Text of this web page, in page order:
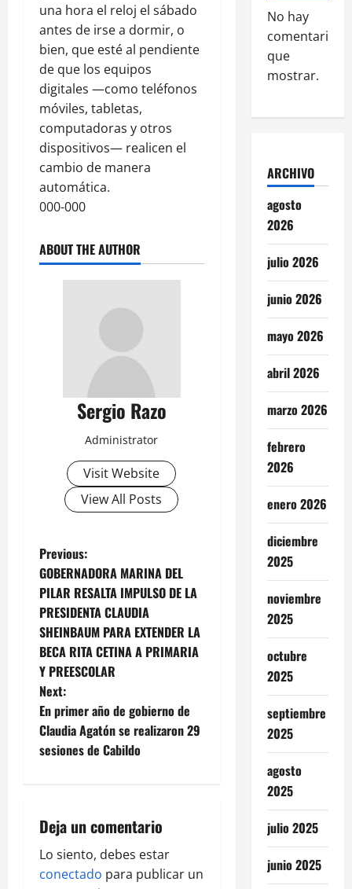
una hora el reloj el sábado
antes de irse a dormir, o
bien, que esté al pendiente
de que los equipos
digitales —como teléfonos
móviles, tabletas,
computadoras y otros
dispositivos— realicen el
cambio de manera
automática.
000-000
ABOUT THE AUTHOR
Sergio Razo
Administrator
Visit Website
View All Posts
P
o
s
t
n
a
v
g
a
Previous:
GOBERNADORA MARINA DEL
PILAR RESALTA IMPULSO DE LA
PRESIDENTA CLAUDIA
SHEINBAUM PARA EXTENDER LA
BECA RITA CETINA A PRIMARIA
Y PREESCOLAR
Next:
En primer año de gobierno de
Claudia Agatón se realizaron 29
sesiones de Cabildo
Deja un comentario
Lo siento, debes estar
conectado para publicar un
No hay
comentarios
que
mostrar.
ARCHIVO
agosto
2026
julio 2026
junio 2026
mayo 2026
abril 2026
marzo 2026
febrero
2026
enero 2026
diciembre
2025
noviembre
2025
octubre
2025
septiembre
2025
agosto
2025
julio 2025
junio 2025